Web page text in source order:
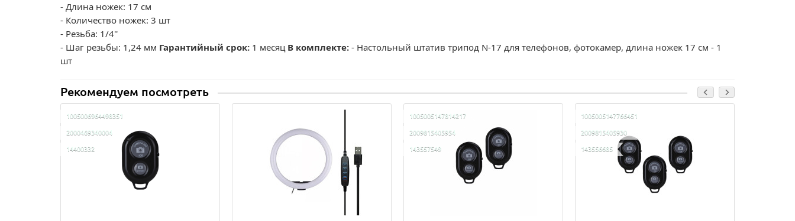
- Длина ножек: 17 см
- Количество ножек: 3 шт
- Резьба: 1/4''
- Шаг резьбы: 1,24 мм Гарантийный срок: 1 месяц В комплекте: - Настольный штатив трипод N-17 для телефонов, фотокамер, длина ножек 17 см - 1
шт
Рекомендуем посмотреть
1005006964498351
2000469340004
14400332
1005005147814217
2009815405954
143557549
1005005147766451
2009815405930
143556685